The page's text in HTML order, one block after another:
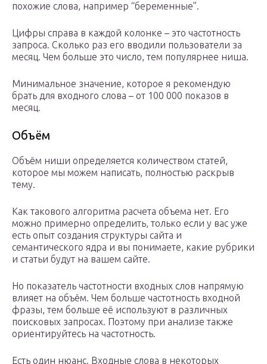
похожие слова, например “беременные”.
Цифры справа в каждой колонке – это частотность
запроса. Сколько раз его вводили пользователи за
месяц. Чем больше это число, тем популярнее ниша.
Минимальное значение, которое я рекомендую
брать для входного слова – от 100 000 показов в
месяц.
Объём
Объём ниши определяется количеством статей,
которое мы можем написать, полностью раскрыв
тему.
Как такового алгоритма расчета объема нет. Его
можно примерно определить, только если у вас уже
есть опыт создания структуры сайта и
семантического ядра и вы понимаете, какие рубрики
и статьи будут на вашем сайте.
Но показатель частотности входных слов напрямую
влияет на объём. Чем больше частотность входной
фразы, тем больше её используют в различных
поисковых запросах. Поэтому при анализе также
ориентируйтесь на частотность.
Есть один нюанс. Входные слова в некоторых